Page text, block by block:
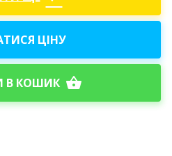
ЦІНУ
В КОШИК shopping_basket